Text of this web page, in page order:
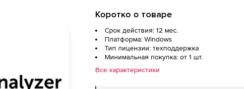
Коротко о товаре
Срок действия: 12 мес.
Платформа: Windows
Тип лицензии: техподдержка
Минимальная покупка: от 1 шт.
Все характеристики